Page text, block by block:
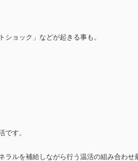
ショック」などが起きる事も。
です。
ラルを補給しながら行う温活の組み合わせ